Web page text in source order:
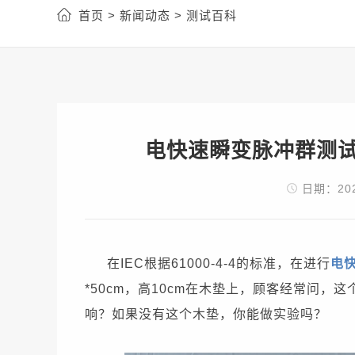
首页 > 新闻动态 > 测试百科
电快速瞬变脉冲群测
日期：
在IEC根据61000-4-4的标准，在进行电
*50cm，高10cm在木垫上，顾客经常问，这
响？如果没有这个木垫，你能做实验吗？